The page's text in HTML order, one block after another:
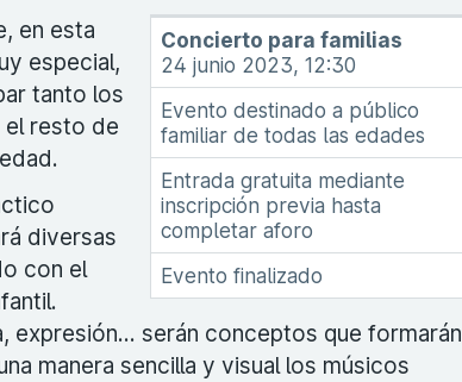
Concierto para familias
24 junio 2023, 12:30
Evento destinado a público
familiar de todas las edades
Entrada gratuita mediante
inscripción previa hasta
completar aforo
Evento finalizado
en esta
especial,
tanto los
el resto de
diversas
con el
expresión… serán conceptos que formarán
manera sencilla y visual los músicos